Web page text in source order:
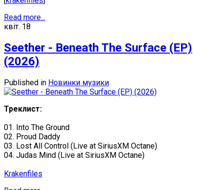
Read more...
квіт. 18
Seether - Beneath The Surface (EP)
(2026)
Published in Новинки музики
Треклист:
01. Into The Ground
02. Proud Daddy
03. Lost All Control (Live at SiriusXM Octane)
04. Judas Mind (Live at SiriusXM Octane)
Krakenfiles